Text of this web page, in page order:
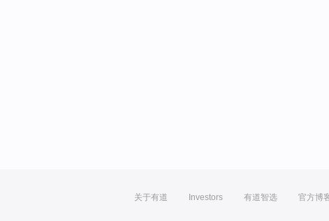
关于有道 Investors 有道智选 官方博